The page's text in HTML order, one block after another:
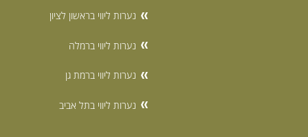
נערות ליווי בראשון לציון
נערות ליווי ברמלה
נערות ליווי ברמת גן
נערות ליווי בתל אביב